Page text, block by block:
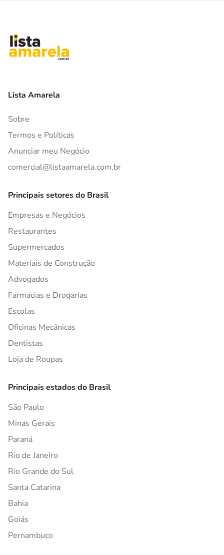
Lista Amarela
Sobre
Termos e Políticas
Anunciar meu Negócio
comercial@listaamarela.com.br
Principais setores do Brasil
Empresas e Negócios
Restaurantes
Supermercados
Materiais de Construção
Advogados
Farmácias e Drogarias
Escolas
Oficinas Mecânicas
Dentistas
Loja de Roupas
Principais estados do Brasil
São Paulo
Minas Gerais
Paraná
Rio de Janeiro
Rio Grande do Sul
Santa Catarina
Bahia
Goiás
Pernambuco